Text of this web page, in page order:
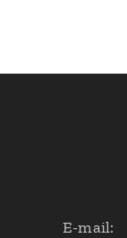
E-mail: